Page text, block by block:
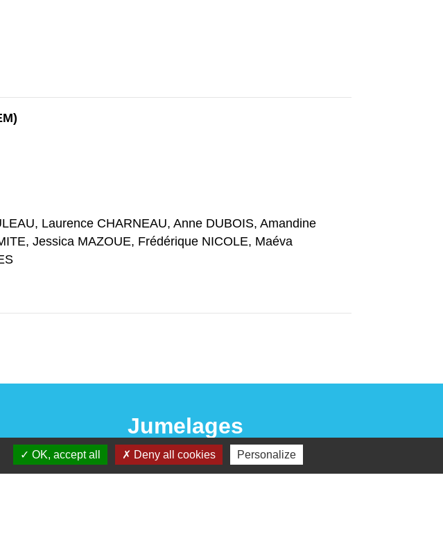
Laurence CHARNEAU, Anne DUBOIS, Amandine
Jessica MAZOUE, Frédérique NICOLE, Maéva
Jumelages
Sangalhos (Portugal)
OK, accept all Deny all cookies Personalize